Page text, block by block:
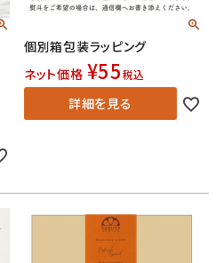
個別箱包装ラッピング
ネット価格 ¥55税込
詳細を見る